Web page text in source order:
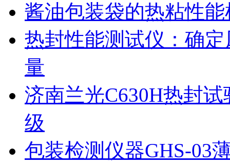
酱油包装袋的热粘性
热封性能测试仪：确
量
济南兰光C630H热封
级
包装检测仪器GHS-03